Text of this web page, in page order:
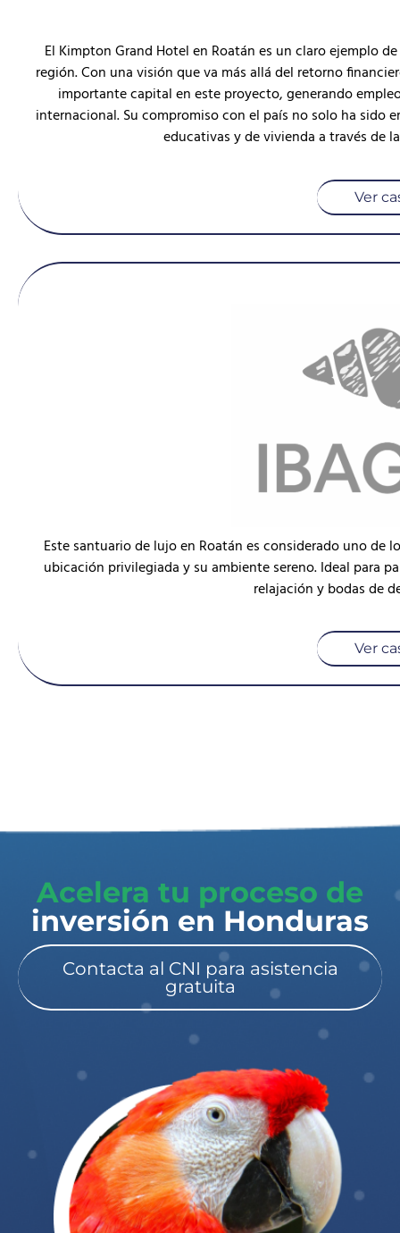
El Kimpton Grand Hotel en Roatán es un claro ejemplo
región. Con una visión que va más allá del retorno
importante capital en este proyecto, generando
internacional. Su compromiso con el país no solo ha sido
educativas y de vivienda a través de
Ver
Este santuario de lujo en Roatán es considerado uno de
ubicación privilegiada y su ambiente sereno. Ideal para
relajación y bodas de
Ver
Acelera tu proceso de
inversión en Honduras​
Contacta al CNI para asistencia
gratuita